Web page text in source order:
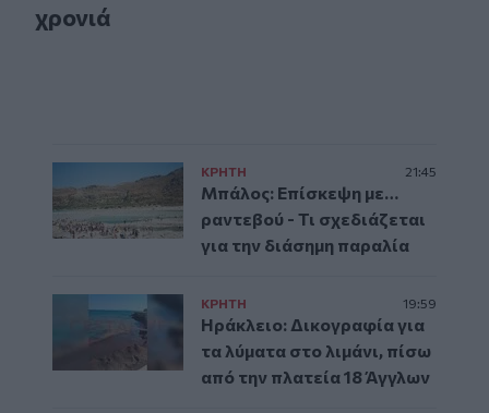
χρονιά
ΚΡΗΤΗ 21:45
Μπάλος: Επίσκεψη με…
ραντεβού - Τι σχεδιάζεται
για την διάσημη παραλία
ΚΡΗΤΗ 19:59
Ηράκλειο: Δικογραφία για
τα λύματα στο λιμάνι, πίσω
από την πλατεία 18 Άγγλων